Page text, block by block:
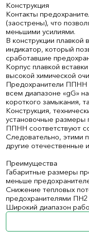
Конструкция
Контакты
(заострены), что
меньшими усилиями.
В конструкции плавкой
индикатор, который
сработавшие
Корпус плавкой
высокой химической
Предохранители ППНН
всем диапазоне «gG»
короткого замыкания,
Конструкция,
установочные размеры
ППНН соответствуют
Следовательно, этими
другие отечественные
Преимущества
Габаритные размеры
меньше
Снижение тепловых
предохранителями
Широкий диапазон